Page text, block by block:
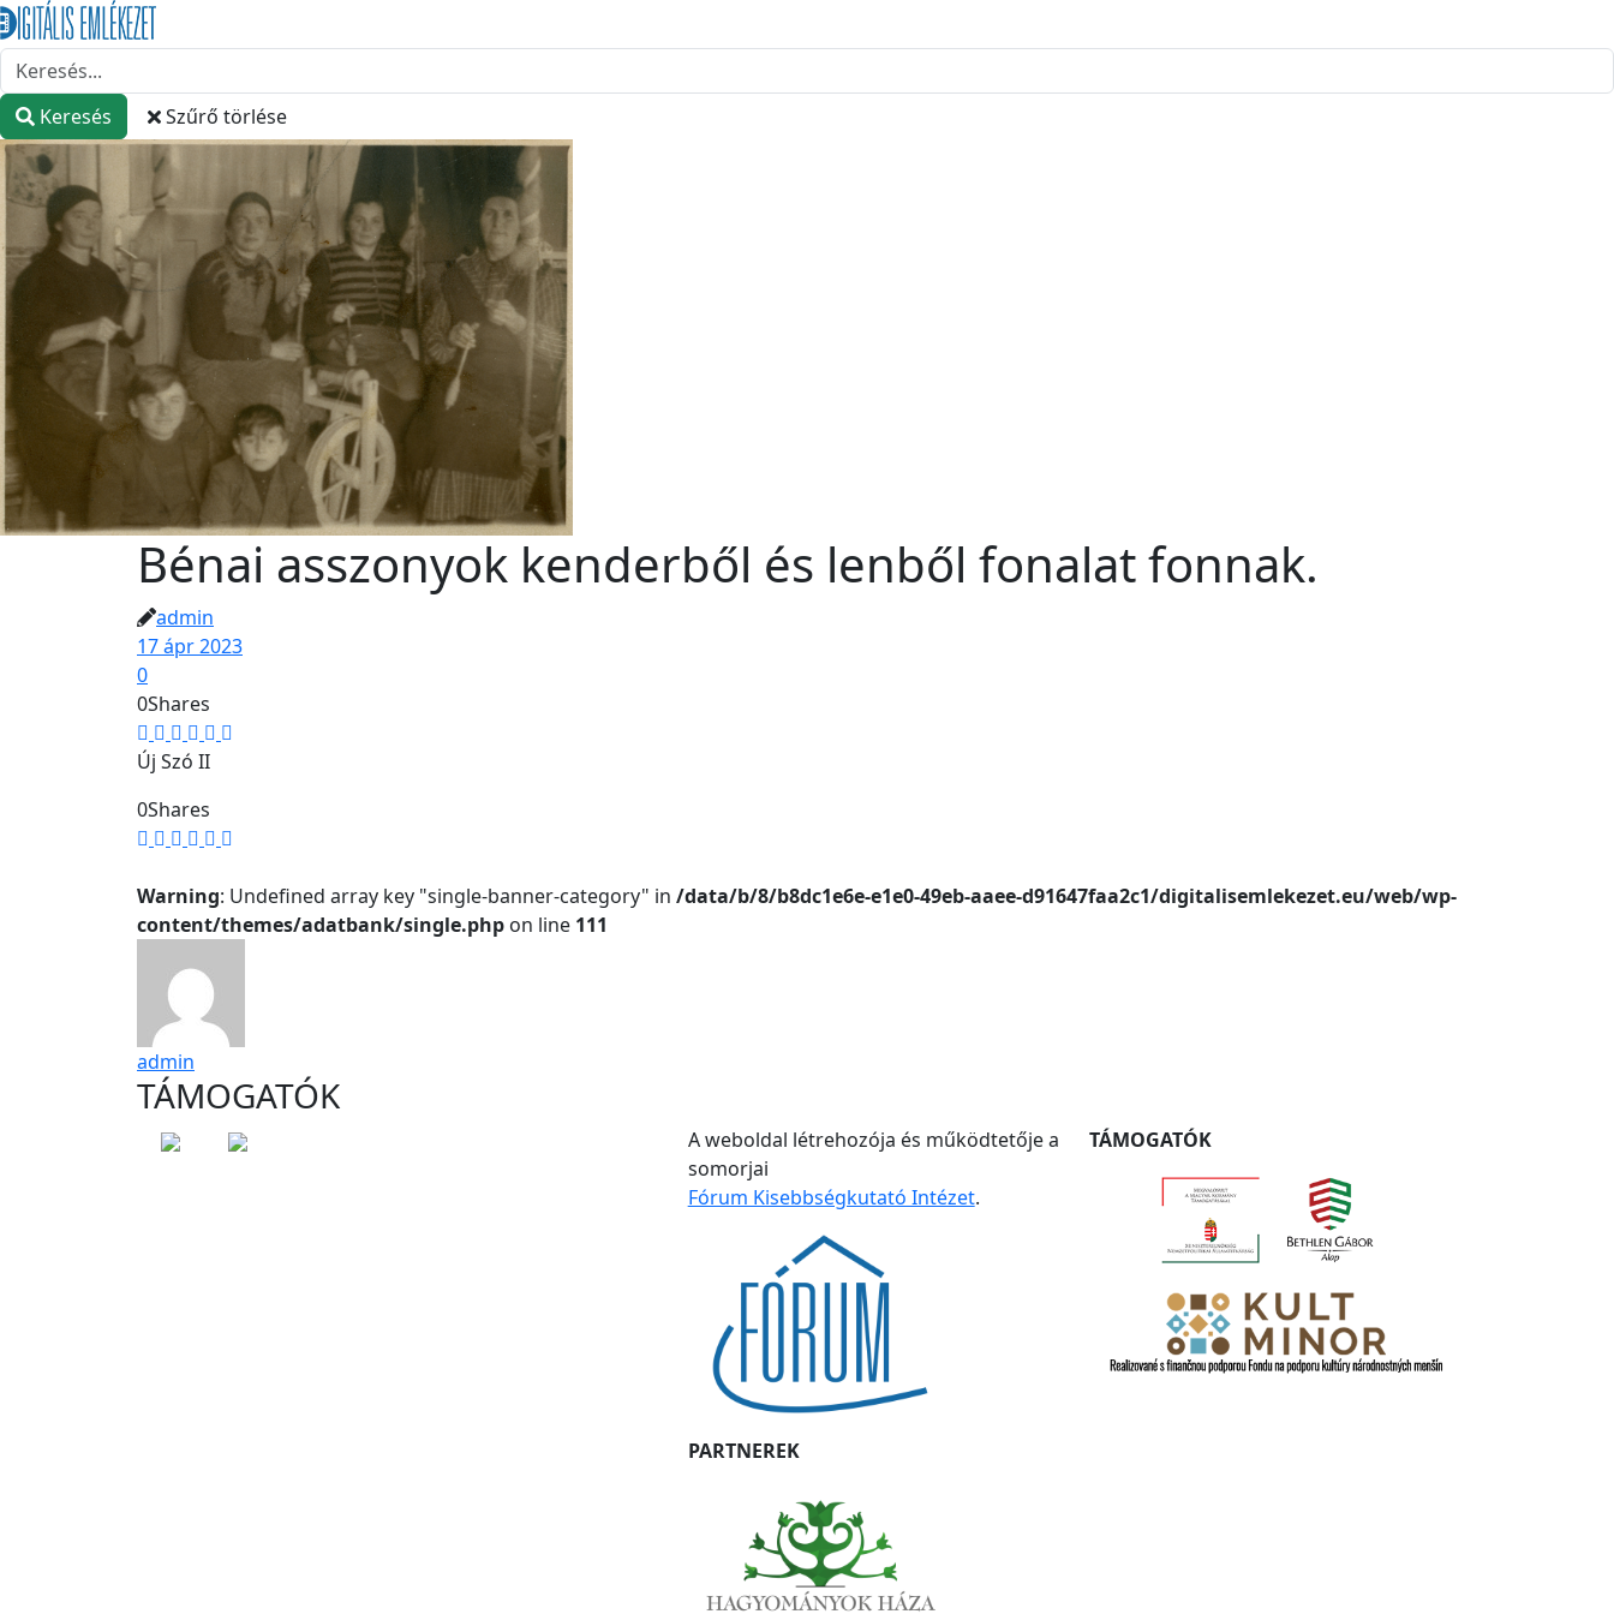
Keresés Szűrő törlése
Bénai asszonyok kenderből és lenből fonalat fonnak.
admin
17 ápr 2023
0
0Shares
Új Szó II
0Shares
Warning: Undefined array key "single-banner-category" in /data/b/8/b8dc1e6e-e1e0-49eb-aaee-d91647faa2c1/digitalisemlekezet.eu/web/wp-
content/themes/adatbank/single.php on line 111
admin
TÁMOGATÓK
A weboldal létrehozója és működtetője a
somorjai
Fórum Kisebbségkutató Intézet.
PARTNEREK
TÁMOGATÓK